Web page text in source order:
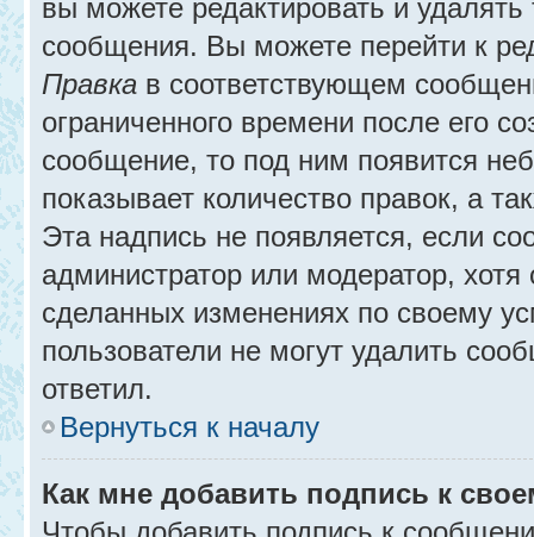
вы можете редактировать и
сообщения. Вы можете перейти к
Правка в соответствующем
ограниченного времени после его
сообщение, то под ним появится
показывает количество правок, а
Эта надпись не появляется, если
администратор или модератор,
сделанных изменениях по своему
пользователи не могут удалить
ответил.
Вернуться к началу
Как мне добавить подпись к